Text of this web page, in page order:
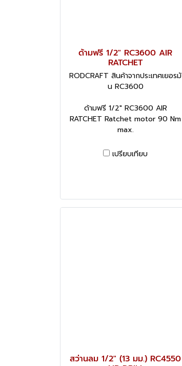
ด้ามฟรี 1/2" RC3600 AIR
RATCHET
RODCRAFT สินค้าจากประเทศเยอรมั
น RC3600
ด้ามฟรี 1/2" RC3600 AIR
RATCHET Ratchet motor 90 Nm
max.
เปรียบเทียบ
สว่านลม 1/2" (13 มม.) RC4550